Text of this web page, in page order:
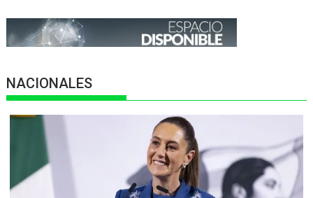
NACIONALES